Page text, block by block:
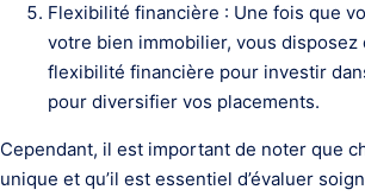
Flexibilité financière : Une fois que
votre bien immobilier, vous disposez
flexibilité financière pour investir
pour diversifier vos placements.
Cependant, il est important de noter que
unique et qu’il est essentiel d’évaluer